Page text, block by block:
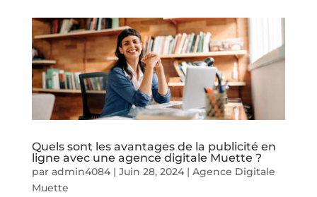
Quels sont les avantages de la publicité en
ligne avec une agence digitale Muette ?
par admin4084| Juin 28, 2024| Agence Digitale
Muette